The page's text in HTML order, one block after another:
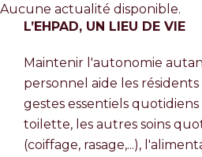
Aucune actualité disponible.
L’EHPAD, UN LIEU DE VIE
Maintenir l'autonomie
personnel aide les
gestes essentiels
toilette, les autres soins
(coiffage, rasage,...),